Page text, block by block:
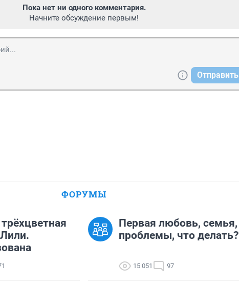
Пока нет ни одного комментария.
Начните обсуждение первым!
Отправить
ФОРУМЫ
Первая любовь, семья,
проблемы, что делать?
15 051 97